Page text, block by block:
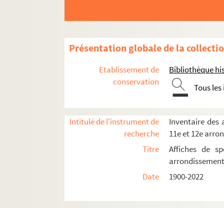
Présentation globale de la
Etablissement de
conservation
Bibliothèque
Tous
Intitulé de l'instrument de
recherche
Inventaire des
11e et 12e
Titre
Affiches de
Date
1900-2022
MJC Paris-Mercoeur
O'Berzinc
Pan Piper
Le Passage vers les étoiles
La scène Bastille
Théâtre Artistic Athévains. Artistic
Théâtre de la Bastille
Théâtre André Bourvil
Théâtre du Château-d'eau
Théâtre des Cinquante